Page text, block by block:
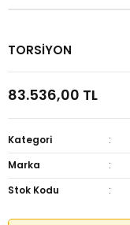
TORSİYON
83.536,00 TL
Kategori
Marka
Stok Kodu